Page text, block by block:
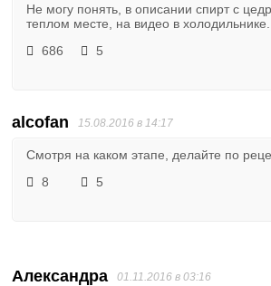
Не могу понять, в описании спирт с
теплом месте, на видео в холодильнике.
686
5
alcofan 15.08.2016 в 14:17
Смотря на каком этапе, делайте по
8
5
Александра 01.11.2016 в 03:16